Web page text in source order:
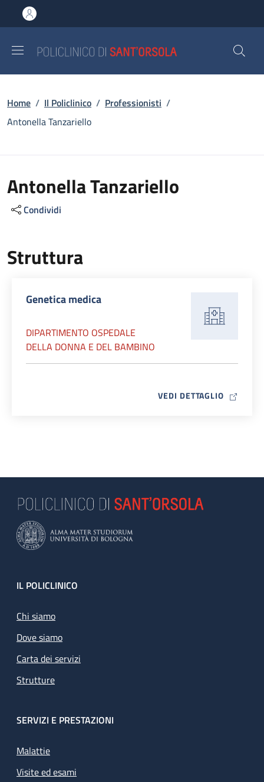
al contenuto principale
to footer content
Briciole di pane
Home / Il Policlinico / Professionisti /
Antonella Tanzariello
Antonella Tanzariello
Condividi
Struttura
Genetica medica
DIPARTIMENTO OSPEDALE
DELLA DONNA E DEL BAMBINO
VEDI DETTAGLIO MAP ICON
Footer
IL POLICLINICO
Chi siamo
Dove siamo
Carta dei servizi
Strutture
SERVIZI E PRESTAZIONI
Malattie
Visite ed esami